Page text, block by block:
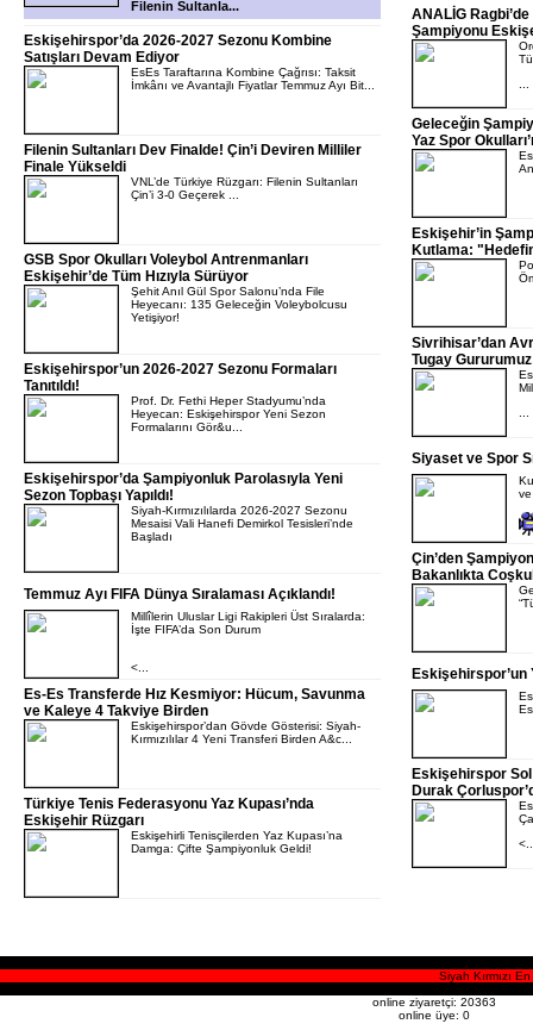
Filenin Sultanla...
Eskişehirspor’da 2026-2027 Sezonu Kombine
Satışları Devam Ediyor
EsEs Taraftarına Kombine Çağrısı: Taksit
İmkânı ve Avantajlı Fiyatlar Temmuz Ayı Bit...
Filenin Sultanları Dev Finalde! Çin’i Deviren Milliler
Finale Yükseldi
VNL’de Türkiye Rüzgarı: Filenin Sultanları
Çin’i 3-0 Geçerek ...
GSB Spor Okulları Voleybol Antrenmanları
Eskişehir’de Tüm Hızıyla Sürüyor
Şehit Anıl Gül Spor Salonu’nda File
Heyecanı: 135 Geleceğin Voleybolcusu
Yetişiyor!
Eskişehirspor’un 2026-2027 Sezonu Formaları
Tanıtıldı!
Prof. Dr. Fethi Heper Stadyumu’nda
Heyecan: Eskişehirspor Yeni Sezon
Formalarını Gör&u...
Eskişehirspor’da Şampiyonluk Parolasıyla Yeni
Sezon Topbaşı Yapıldı!
Siyah-Kırmızılılarda 2026-2027 Sezonu
Mesaisi Vali Hanefi Demirkol Tesisleri’nde
Başladı
Temmuz Ayı FIFA Dünya Sıralaması Açıklandı!
Millîlerin Uluslar Ligi Rakipleri Üst Sıralarda:
İşte FIFA’da Son Durum
<...
Es-Es Transferde Hız Kesmiyor: Hücum, Savunma
ve Kaleye 4 Takviye Birden
Eskişehirspor’dan Gövde Gösterisi: Siyah-
Kırmızılılar 4 Yeni Transferi Birden A&c...
Türkiye Tenis Federasyonu Yaz Kupası’nda
Eskişehir Rüzgarı
Eskişehirli Tenisçilerden Yaz Kupası’na
Damga: Çifte Şampiyonluk Geldi!
ANALİG
Şampiyonu
Geleceğin
Yaz Spor
Eskişehir’in
Kutlama:
Sivrihisar’dan
Tugay
Siyaset ve Spor
ve
Çin’den
Bakanlıkta
Eskişehirspor’un
Eskişehirspor Sol
Durak
Siyah Kırmızı
online ziyaretçi: 20363
online üye: 0